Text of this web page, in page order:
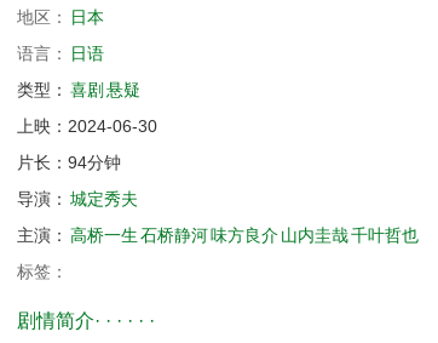
地区：
日本
语言：
日语
类型： 喜剧 悬疑
上映： 2024-06-30
片长： 94分钟
导演： 城定秀夫
主演： 高桥一生石桥静河味方良介山内圭哉千叶哲也
标签：
剧情简介· · · · · ·